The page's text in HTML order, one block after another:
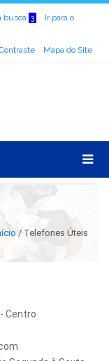
busca 3
Ir para o
Mapa do Site
/ Telefones Úteis
Centro